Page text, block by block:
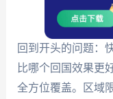
回到开头的问题：
比哪个回国效果更
全方位覆盖。区域